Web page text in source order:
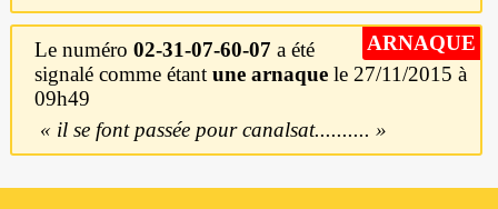
ARNAQUE
Le numéro 02-31-07-60-07 a été
signalé comme étant une arnaquele 27/11/2015 à
09h49
il se font passée pour canalsat..........